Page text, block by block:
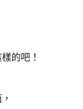
的吧！